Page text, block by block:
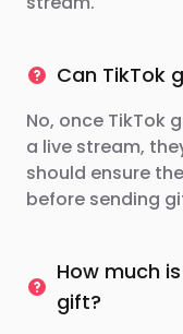
Can TikTok
No, once TikTok
a live stream,
should ensure
before sending
How much
gift?